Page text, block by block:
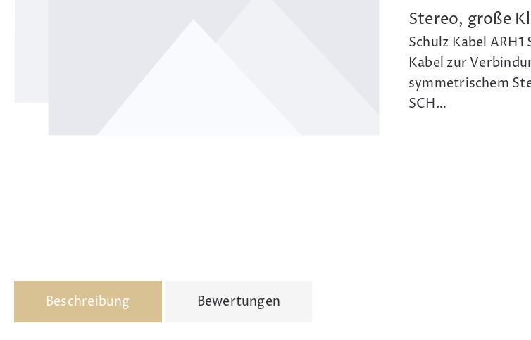
Stereo, große
Schulz Kabel
Kabel zur
symmetrischem
SCH…
Beschreibung Bewertungen